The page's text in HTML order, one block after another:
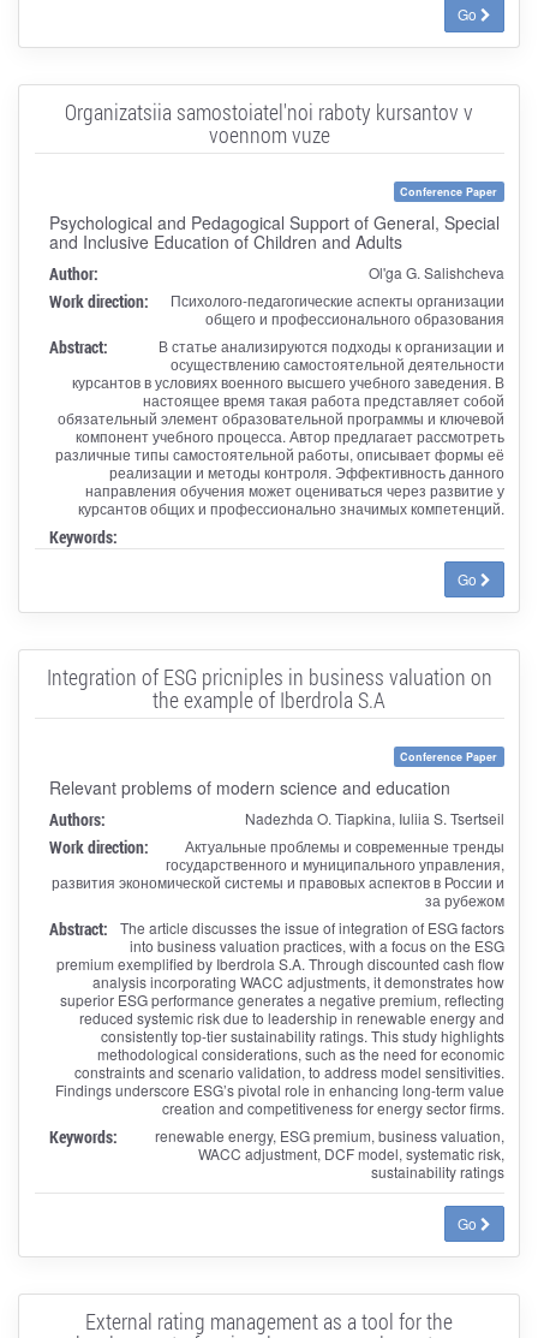
Go
Organizatsiia samostoiatel'noi raboty kursantov v
voennom vuze
Conference Paper
Psychological and Pedagogical Support of General, Special
and Inclusive Education of Children and Adults
Author: Ol'ga G. Salishcheva
Work direction:
Психолого-педагогические аспекты организации
общего и профессионального образования
Abstract:
В статье анализируются подходы к организации и
осуществлению самостоятельной деятельности
курсантов в условиях военного высшего учебного заведения. В
настоящее время такая работа представляет собой
обязательный элемент образовательной программы и ключевой
компонент учебного процесса. Автор предлагает рассмотреть
различные типы самостоятельной работы, описывает формы её
реализации и методы контроля. Эффективность данного
направления обучения может оцениваться через развитие у
курсантов общих и профессионально значимых компетенций.
Keywords:
Go
Integration of ESG pricniples in business valuation on
the example of Iberdrola S.A
Conference Paper
Relevant problems of modern science and education
Authors: Nadezhda O. Tiapkina, Iuliia S. Tsertseil
Work direction:
Актуальные проблемы и современные тренды
государственного и муниципального управления,
развития экономической системы и правовых аспектов в России и
за рубежом
Abstract:
The article discusses the issue of integration of ESG factors
into business valuation practices, with a focus on the ESG
premium exemplified by Iberdrola S.A. Through discounted cash flow
analysis incorporating WACC adjustments, it demonstrates how
superior ESG performance generates a negative premium, reflecting
reduced systemic risk due to leadership in renewable energy and
consistently top-tier sustainability ratings. This study highlights
methodological considerations, such as the need for economic
constraints and scenario validation, to address model sensitivities.
Findings underscore ESG’s pivotal role in enhancing long-term value
creation and competitiveness for energy sector firms.
Keywords:
renewable energy, ESG premium, business valuation,
WACC adjustment, DCF model, systematic risk,
sustainability ratings
Go
External rating management as a tool for the